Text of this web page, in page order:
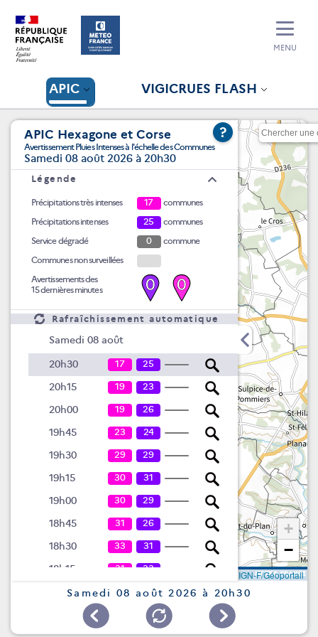
APIC VIGICRUES FLASH
MENU
APIC Hexagone et Corse
Avertissement Pluies Intenses à l'échelle des Communes
Samedi 08 août 2026 à 20h30
?
Légende
Précipitations très intenses 17
communes
Précipitations intenses
25
communes
Service dégradé
0
commune
Communes non surveillées
Avertissements des
15 dernières minutes
0 0
Rafraîchissement automatique
Samedi 08 août
20h30 17 25
20h15 19 23
20h00 19 26
19h45 23 24
19h30 29 29
19h15 30 31
19h00 30 29
18h45 31 26
18h30 33 31
18h15 31 33
18h00 35 26
28
+
−
IGN-F/Géoportail
Samedi 08 août 2026 à 20h30